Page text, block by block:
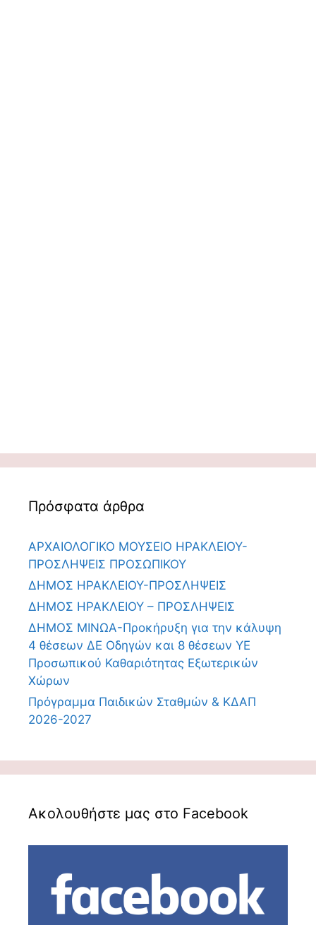
Πρόσφατα άρθρα
ΑΡΧΑΙΟΛΟΓΙΚΟ ΜΟΥΣΕΙΟ ΗΡΑΚΛΕΙΟΥ-
ΠΡΟΣΛΗΨΕΙΣ ΠΡΟΣΩΠΙΚΟΥ
ΔΗΜΟΣ ΗΡΑΚΛΕΙΟΥ-ΠΡΟΣΛΗΨΕΙΣ
ΔΗΜΟΣ ΗΡΑΚΛΕΙΟΥ – ΠΡΟΣΛΗΨΕΙΣ
ΔΗΜΟΣ ΜΙΝΩΑ-Προκήρυξη για την κάλυψη
4 θέσεων ΔΕ Οδηγών και 8 θέσεων ΥΕ
Προσωπικού Καθαριότητας Εξωτερικών
Χώρων
Πρόγραμμα Παιδικών Σταθμών & ΚΔΑΠ
2026-2027
Ακολουθήστε μας στο Facebook